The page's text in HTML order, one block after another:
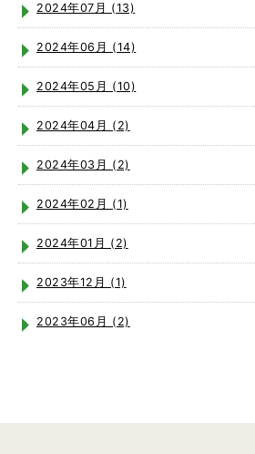
2024年07月 (13)
2024年06月 (14)
2024年05月 (10)
2024年04月 (2)
2024年03月 (2)
2024年02月 (1)
2024年01月 (2)
2023年12月 (1)
2023年06月 (2)